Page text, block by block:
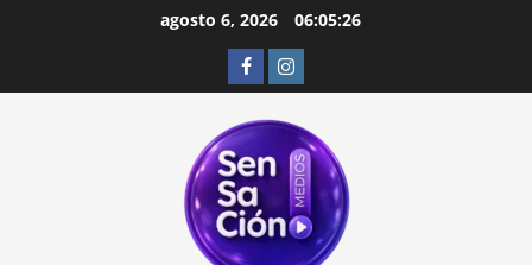
agosto 6, 2026 06:05:28
FacebookInstagram